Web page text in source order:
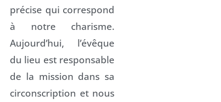
précise qui correspond
à notre charisme.
Aujourd’hui, l’évêque
du lieu est responsable
de la mission dans sa
circonscription et nous